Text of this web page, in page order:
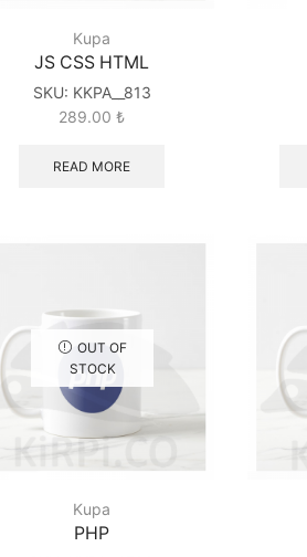
Kupa
JS CSS HTML
SKU: KKPA__813
289.00 ₺
READ MORE
OUT OF
STOCK
Kupa
PHP